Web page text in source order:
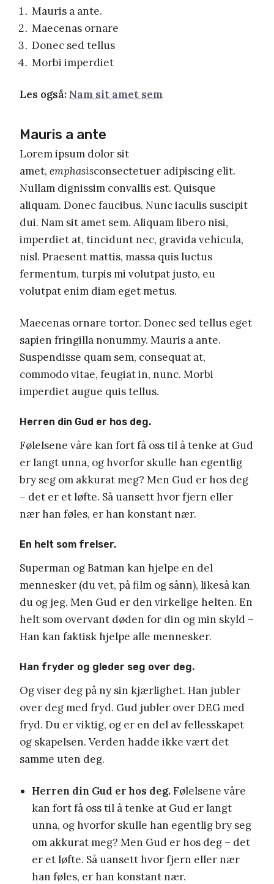
Mauris a ante.
Maecenas ornare
Donec sed tellus
Morbi imperdiet
Les også:Nam sit amet sem
Mauris a ante
Lorem ipsum dolor sit
amet, emphasisconsectetuer adipiscing elit.
Nullam dignissim convallis est. Quisque
aliquam. Donec faucibus. Nunc iaculis suscipit
dui. Nam sit amet sem. Aliquam libero nisi,
imperdiet at, tincidunt nec, gravida vehicula,
nisl. Praesent mattis, massa quis luctus
fermentum, turpis mi volutpat justo, eu
volutpat enim diam eget metus.
Maecenas ornare tortor. Donec sed tellus eget
sapien fringilla nonummy. Mauris a ante.
Suspendisse quam sem, consequat at,
commodo vitae, feugiat in, nunc. Morbi
imperdiet augue quis tellus.
Herren din Gud er hos deg.
Følelsene våre kan fort få oss til å tenke at Gud
er langt unna, og hvorfor skulle han egentlig
bry seg om akkurat meg? Men Gud er hos deg
– det er et løfte. Så uansett hvor fjern eller
nær han føles, er han konstant nær.
En helt som frelser.
Superman og Batman kan hjelpe en del
mennesker (du vet, på film og sånn), likeså kan
du og jeg. Men Gud er den virkelige helten. En
helt som overvant døden for din og min skyld –
Han kan faktisk hjelpe alle mennesker.
Han fryder og gleder seg over deg.
Og viser deg på ny sin kjærlighet. Han jubler
over deg med fryd. Gud jubler over DEG med
fryd. Du er viktig, og er en del av fellesskapet
og skapelsen. Verden hadde ikke vært det
samme uten deg.
Herren din Gud er hos deg.Følelsene våre
kan fort få oss til å tenke at Gud er langt
unna, og hvorfor skulle han egentlig bry seg
om akkurat meg? Men Gud er hos deg – det
er et løfte. Så uansett hvor fjern eller nær
han føles, er han konstant nær.